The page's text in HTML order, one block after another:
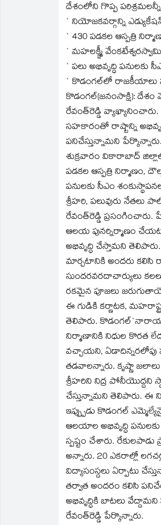
దేశంలోని గొప్ప
` నియోజకవర్గాన్ని
` 430 పడకల ఆస్పత్రి
` మహలక్క్ష్మీ
` పలు అభివృద్ధి పనులకు
` కొడంగల్‌లో రాజకీయాలు
కొడంగల్(జనంసాక్షి):
రేవంత్‌రెడ్డి
సహకారంతో రాష్టాన్ని
పనిచేస్తున్నామని
శుక్రవారం వికారాబాద్
పడకల ఆస్పత్రి నిర్మాణం,
పనులకు సీఎం
శ్రీహరి, పలువురు నేతలు
రేవంత్‌రెడ్డి
ఆలయ పునర్నిర్మాణం
అభివృద్ధి చేస్తామని
మార్చటానికి అందరు కలిసి
సుందరవరదాచార్యులు
రకమైన పూజలు
ఈ గుడికి కర్ణాటక,
తెలిపారు.
నిర్మాణానికి నిధుల కొరత
వచ్చాయని, ఏడాదిన్నరలోపు
తడవాలన్నారు. కృష్ణా
శ్రీహరిని నిద్ర పోనీయొద్దని
చేస్తున్నామని తెలిపారు. ఈ
ఇప్ప్పుడు కొడంగల్
ఆలయాల అభివృద్ధి పనులకు
స్పష్టం చేశారు.
అన్నారు. 20 ఎకరాల్లో
విద్యాసంస్దలు ఏర్పాటు
తర్వాత అందరం కలిసి
అభివృద్ధికి బాటలు వేద్దామని
రేవంత్‌రెడ్డి పేర్కొన్నారు.